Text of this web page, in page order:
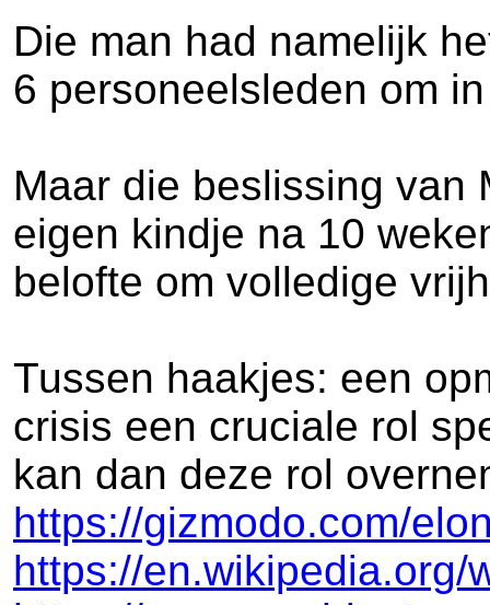
Die man had namelijk
6 personeelsleden om
Maar die beslissing van
eigen kindje na 10
belofte om volledige
Tussen haakjes: een
crisis een cruciale rol
kan dan deze rol
https://gizmodo.com/
https://en.wikipedia.org/